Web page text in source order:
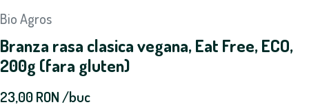
Bio Agros
Branza rasa clasica vegana, Eat Free, ECO,
200g (fara gluten)
23,00RON /buc